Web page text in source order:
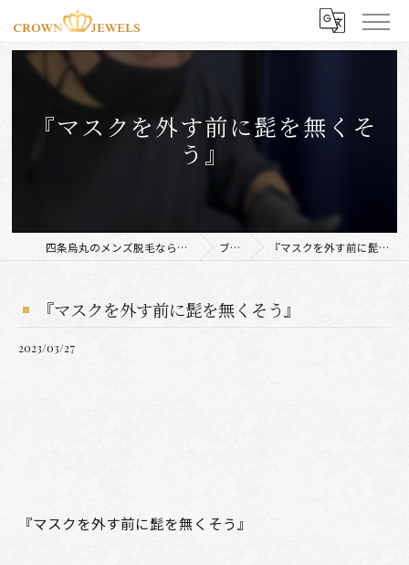
『マスクを外す前に髭を無くそ
う』
四条烏丸のメンズ脱毛ならCROWN JEWELS ブログ 『マスクを外す前に髭を無くそう』
『マスクを外す前に髭を無くそう』
2023/03/27
『マスクを外す前に髭を無くそう』